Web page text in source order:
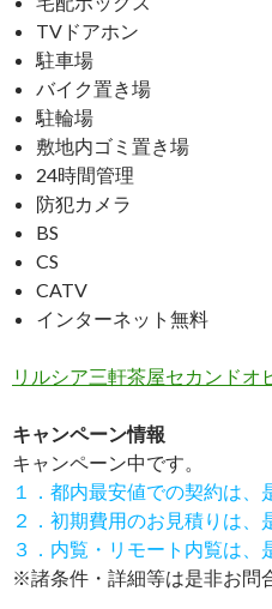
TVドアホン
駐車場
バイク置き場
駐輪場
敷地内ゴミ置き場
24時間管理
防犯カメラ
BS
CS
CATV
インターネット無料
リルシア三軒茶屋セカンドオ
キャンペーン情報
キャンペーン中です。
１．都内最安値での契約は、
２．初期費用のお見積りは、
３．内覧・リモート内覧は、
※諸条件・詳細等は是非お問